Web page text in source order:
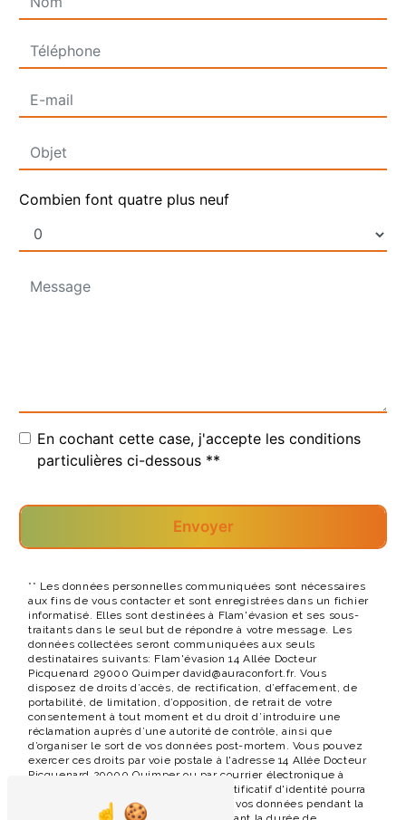
Combien font quatre plus neuf
En cochant cette case, j'accepte les conditions
particulières ci-dessous **
Envoyer
** Les données personnelles communiquées sont nécessaires
aux fins de vous contacter et sont enregistrées dans un fichier
informatisé. Elles sont destinées à Flam'évasion et ses sous-
traitants dans le seul but de répondre à votre message. Les
données collectées seront communiquées aux seuls
destinataires suivants: Flam'évasion 14 Allée Docteur
Picquenard 29000 Quimper david@auraconfort.fr. Vous
disposez de droits d’accès, de rectification, d’effacement, de
portabilité, de limitation, d’opposition, de retrait de votre
consentement à tout moment et du droit d’introduire une
réclamation auprès d’une autorité de contrôle, ainsi que
d’organiser le sort de vos données post-mortem. Vous pouvez
exercer ces droits par voie postale à l'adresse 14 Allée Docteur
Picquenard 29000 Quimper ou par courrier électronique à
l'adresse david@auraconfort.fr. Un justificatif d'identité pourra
vous être demandé. Nous conservons vos données pendant la